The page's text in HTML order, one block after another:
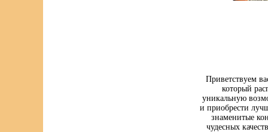
Приветствуем
который
уникальную
и приобрести
знаменитые
чудесных